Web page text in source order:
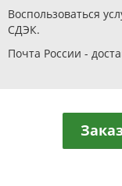
Воспользоваться
СДЭК.
Почта России -